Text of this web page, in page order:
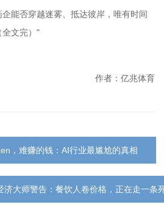
能否穿越迷雾、抵达彼岸，唯有时间
全文完）"
作者：亿兆体育
，难赚的钱：AI行业最尴尬的真相
大师警告：餐饮人卷价格，正在走一条